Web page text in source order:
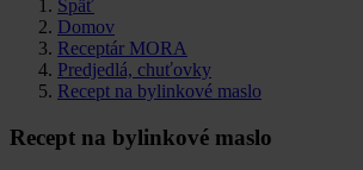
Späť
Domov
Receptár MORA
Predjedlá, chuťovky
Recept na bylinkové maslo
Recept na bylinkové maslo